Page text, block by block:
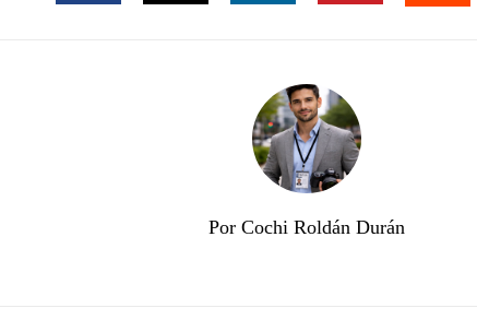
Por Cochi Roldán Durán